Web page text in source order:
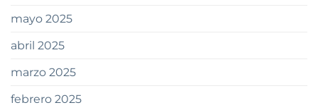
mayo 2025
abril 2025
marzo 2025
febrero 2025